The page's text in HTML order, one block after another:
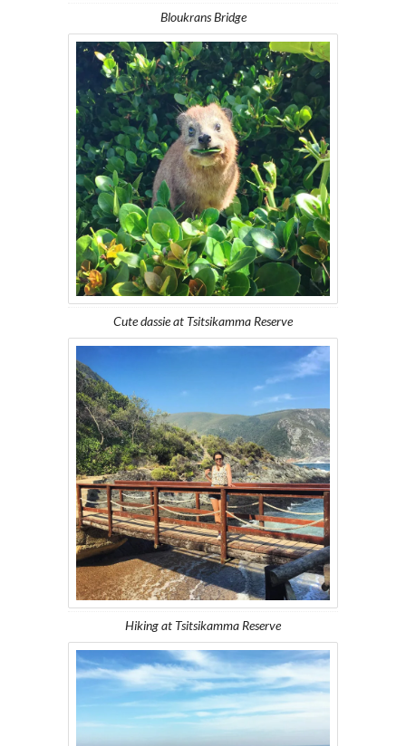
Bloukrans Bridge
Cute dassie at Tsitsikamma Reserve
Hiking at Tsitsikamma Reserve